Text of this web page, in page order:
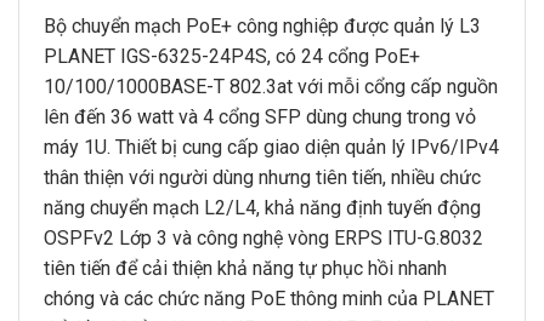
Bộ chuyển mạch PoE+ công nghiệp được quản lý L3
PLANET IGS-6325-24P4S, có 24 cổng PoE+
10/100/1000BASE-T 802.3at với mỗi cổng cấp nguồn
lên đến 36 watt và 4 cổng SFP dùng chung trong vỏ
máy 1U. Thiết bị cung cấp giao diện quản lý IPv6/IPv4
thân thiện với người dùng nhưng tiên tiến, nhiều chức
năng chuyển mạch L2/L4, khả năng định tuyến động
OSPFv2 Lớp 3 và công nghệ vòng ERPS ITU-G.8032
tiên tiến để cải thiện khả năng tự phục hồi nhanh
chóng và các chức năng PoE thông minh của PLANET